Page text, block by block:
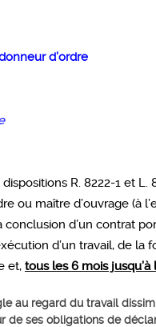
d’ordre
R. 8222-1 et
ou maître d’ouvrage (à
conclusion d’un contrat
d’un travail, de la
et, tous les 6 mois
au regard du travail
de ses obligations de